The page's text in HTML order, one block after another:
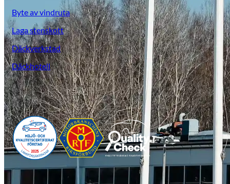
Opel
Byte av vindruta
Laga stenskott
Däckverkstad
Däckhotell